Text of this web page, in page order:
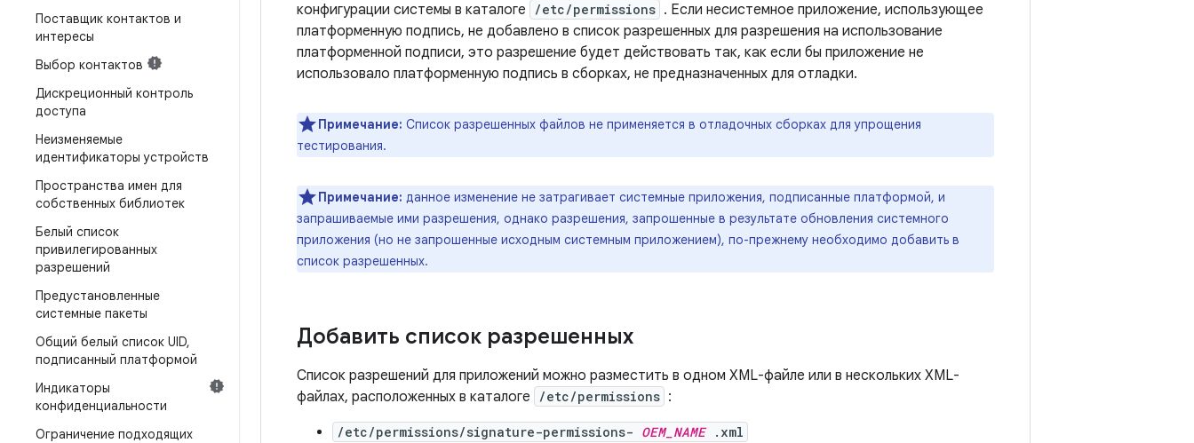
Поставщик контактов и
интересы
Выбор контактов
Дискреционный контроль
доступа
Неизменяемые
идентификаторы устройств
Пространства имен для
собственных библиотек
Белый список
привилегированных
разрешений
Предустановленные
системные пакеты
Общий белый список UID,
подписанный платформой
Индикаторы
конфиденциальности
Ограничение подходящих
конфигурации системы в каталоге
/etc/permissions . Если несистемное приложение, использующее
платформенную подпись, не добавлено в список разрешенных для разрешения на использование
платформенной подписи, это разрешение будет действовать так, как если бы приложение не
использовало платформенную подпись в сборках, не предназначенных для отладки.
Примечание: Список разрешенных файлов не применяется в отладочных сборках для упрощения
тестирования.
Примечание: данное изменение не затрагивает системные приложения, подписанные платформой, и
запрашиваемые ими разрешения, однако разрешения, запрошенные в результате обновления системного
приложения (но не запрошенные исходным системным приложением), по-прежнему необходимо добавить в
список разрешенных.
Добавить список разрешенных
Список разрешений для приложений можно разместить в одном XML-файле или в нескольких XML-
файлах, расположенных в каталоге
/etc/permissions :
/etc/permissions/signature-permissions- OEM_NAME.xml